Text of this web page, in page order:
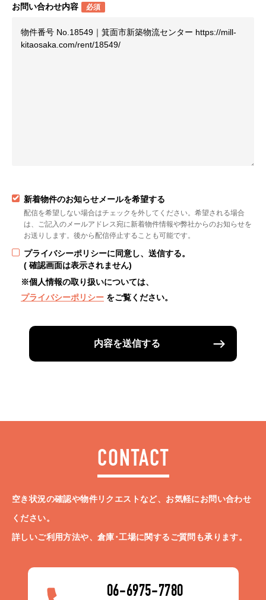
お問い合わせ内容 必須
新着物件のお知らせメールを希望する
配信を希望しない場合はチェックを外してください。希望される場合
は、ご記入のメールアドレス宛に新着物件情報や弊社からのお知らせを
お送りします。後から配信停止することも可能です。
プライバシーポリシーに同意し、送信する。
( 確認画面は表示されません)
※個人情報の取り扱いについては、
プライバシーポリシー をご覧ください。
内容を送信する
CONTACT
空き状況の確認や物件リクエストなど、お気軽にお問い合わせ
ください。
詳しいご利用方法や、倉庫･工場に関するご質問も承ります。
06-6975-7780